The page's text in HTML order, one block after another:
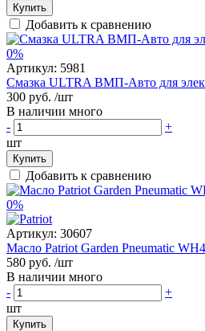
Купить
Добавить к сравнению
0%
Артикул: 5981
Смазка ULTRA ВМП-Авто для
300 руб. /шт
В наличии много
-
+
шт
Купить
Добавить к сравнению
0%
Артикул: 30607
Масло Patriot Garden Pneumatic
580 руб. /шт
В наличии много
-
+
шт
Купить